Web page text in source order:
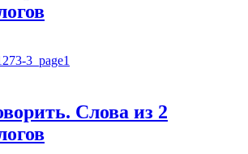
Слова из 2